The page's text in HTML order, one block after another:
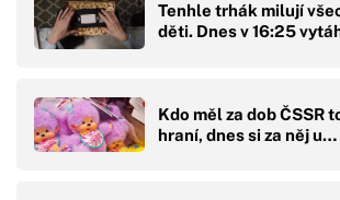
Tenhle trhák milují
děti. Dnes v 16:25
Kdo měl za dob ČSSR
hraní, dnes si za něj u…